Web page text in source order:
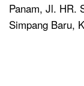
Panam, Jl. HR.
Simpang Baru,